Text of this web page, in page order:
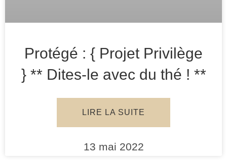
Protégé : { Projet Privilège
} ** Dites-le avec du thé ! **
LIRE LA SUITE
13 mai 2022